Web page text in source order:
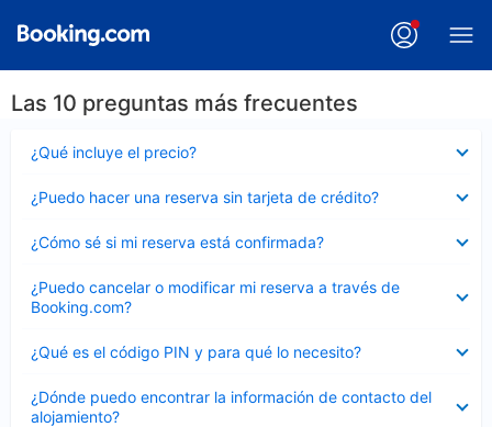
Las 10 preguntas más frecuentes
¿Qué incluye el precio?
cerrado
¿Puedo hacer una reserva sin tarjeta de crédito?
cerrado
¿Cómo sé si mi reserva está confirmada?
cerrado
¿Puedo cancelar o modificar mi reserva a través de
Booking.com?
cerrado
¿Qué es el código PIN y para qué lo necesito?
cerrado
¿Dónde puedo encontrar la información de contacto del
alojamiento?
cerrado